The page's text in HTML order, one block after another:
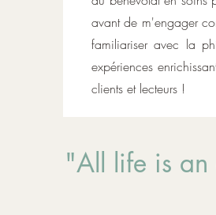
avant de m'engager
familiariser avec la
expériences
clients et lecteurs !
"All life is an